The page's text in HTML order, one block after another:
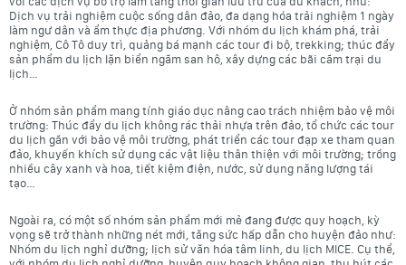
Dịch vụ trải nghiệm cuộc sống dân đảo, đa dạng hóa trải nghiệm 1 ngày
làm ngư dân và ẩm thực địa phương. Với nhóm du lịch khám phá, trải
nghiệm, Cô Tô duy trì, quảng bá mạnh các tour đi bộ, trekking; thúc đẩy
sản phẩm du lịch lặn biển ngắm san hô, xây dựng các bãi cắm trại du
lịch…
Ở nhóm sản phẩm mang tính giáo dục nâng cao trách nhiệm bảo vệ môi
trường: Thúc đẩy du lịch không rác thải nhựa trên đảo, tổ chức các tour
du lịch gắn với bảo vệ môi trường, phát triển các tour đạp xe tham quan
đảo, khuyến khích sử dụng các vật liệu thân thiện với môi trường; trồng
nhiều cây xanh và hoa, tiết kiệm điện, nước, sử dụng năng lượng tái
tạo…
Ngoài ra, có một số nhóm sản phẩm mới mẻ đang được quy hoạch, kỳ
vọng sẽ trở thành những nét mới, tăng sức hấp dẫn cho huyện đảo như:
Nhóm du lịch nghỉ dưỡng; lịch sử văn hóa tâm linh, du lịch MICE. Cụ thể,